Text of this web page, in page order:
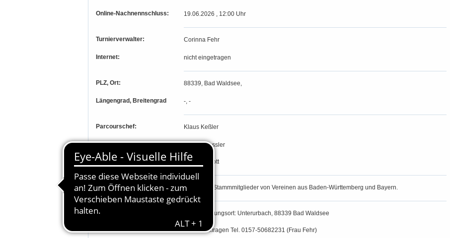
Online-Nachnennschluss: 19.06.2026 , 12:00 Uhr
Turnierverwalter: Corinna Fehr
Internet: nicht eingetragen
PLZ, Ort: 88339, Bad Waldsee,
Längengrad, Breitengrad -, -
Parcourschef: Klaus Keßler
Richter:
Philipp Gessler
Inka Held
Ralf Reinbott
Teilnahmeberechtigung: Prfg. 1-14: Stammmitglieder von Vereinen aus Baden-Württemberg und Bayern.
Besondere Bestimmungen: - Veranstaltungsort: Unterurbach, 88339 Bad Waldsee
- Für Rückfragen Tel. 0157-50682231 (Frau Fehr)